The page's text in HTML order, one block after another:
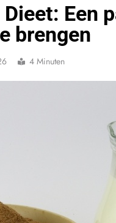
Een
brengen
4 Minuten